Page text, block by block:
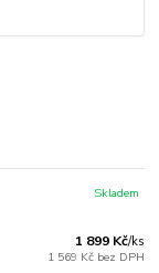
1 899 Kč/ks
1 569 Kč bez DPH
Skladem